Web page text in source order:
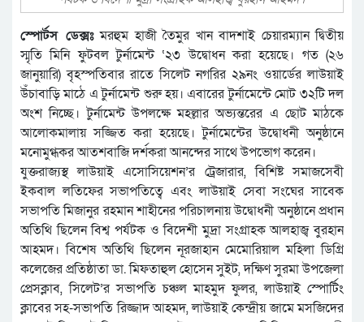
স্পোর্টস ডেক্সঃমরহুম হাজী তৈমুর খান বাদশাই চেয়ারম্যান দ্বিতীয়
স্মৃতি মিনি ফুটবল টুর্নামেন্ট ‘২৩ উদ্বোধন করা হয়েছে। গত (২৬
জানুয়ারি) বৃহস্পতিবার রাতে সিলেট নগরির ২৯নং ওয়ার্ডের লাউয়াই
উঁচাবাড়ি মাঠে এ টুর্নামেন্ট শুরু হয়। এবারের টুর্নামেন্টে মোট ৩২টি দল
অংশ নিচ্ছে। টুর্নামেন্ট উপলক্ষে মহল্লার অভ্যন্তরের এ ছোট মাঠকে
আলোকমালায় সজ্জিত করা হয়েছে। টুর্নামেন্টের উদ্বোধনী অনুষ্ঠানে
মনোমুগ্ধকর আতশবাজি দর্শকরা আনন্দের সাথে উপভোগ করেন।
যুক্তরাজ্যস্থ লাউয়াই এসোসিয়েশন’র ট্রেজারার, বিশিষ্ট সমাজসেবী
ইকবাল লতিফের সভাপতিত্বে এবং লাউয়াই সেবা সংঘের সাবেক
সভাপতি মিজানুর রহমান শাহীনের পরিচালনায় উদ্বোধনী অনুষ্ঠানে প্রধান
অতিথি ছিলেন বিশ্ব পর্যটক ও বিদেশী মুদ্রা সংগ্রাহক আলহাজ্ব বুরহান
আহমদ। বিশেষ অতিথি ছিলেন নূরজাহান মেমোরিয়াল মহিলা ডিগ্রি
কলেজের প্রতিষ্ঠাতা ডা. মিফতাহুল হোসেন সুইট, দক্ষিণ সুরমা উপজেলা
প্রেসক্লাব, সিলেট’র সভাপতি চঞ্চল মাহমুদ ফুলর, লাউয়াই স্পোর্টিং
ক্লাবের সহ-সভাপতি রিজ্জাদ আহমদ, লাউয়াই কেন্দ্রীয় জামে মসজিদের